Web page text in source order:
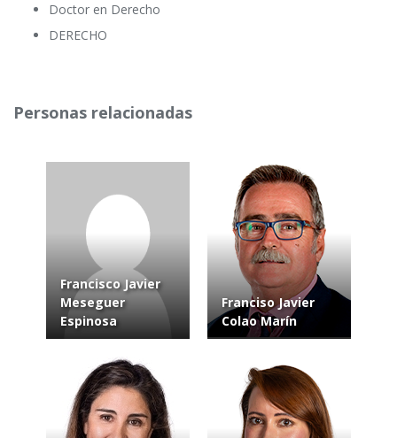
Doctor en Derecho
DERECHO
Personas relacionadas
Francisco Javier
Meseguer
Espinosa
Franciso Javier
Colao Marín